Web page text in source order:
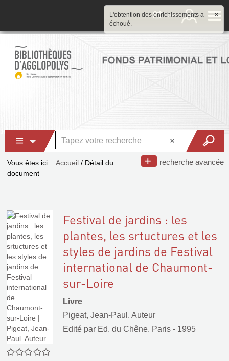
recherche avancée
Vous êtes ici : Accueil / Détail du
document
0/5
Festival de jardins : les
plantes, les srtuctures et les
styles de jardins de Festival
international de Chaumont-
sur-Loire
Livre
Pigeat, Jean-Paul. Auteur
Edité par Ed. du Chêne. Paris - 1995
×
L'obtention des enrichissements a
échoué.